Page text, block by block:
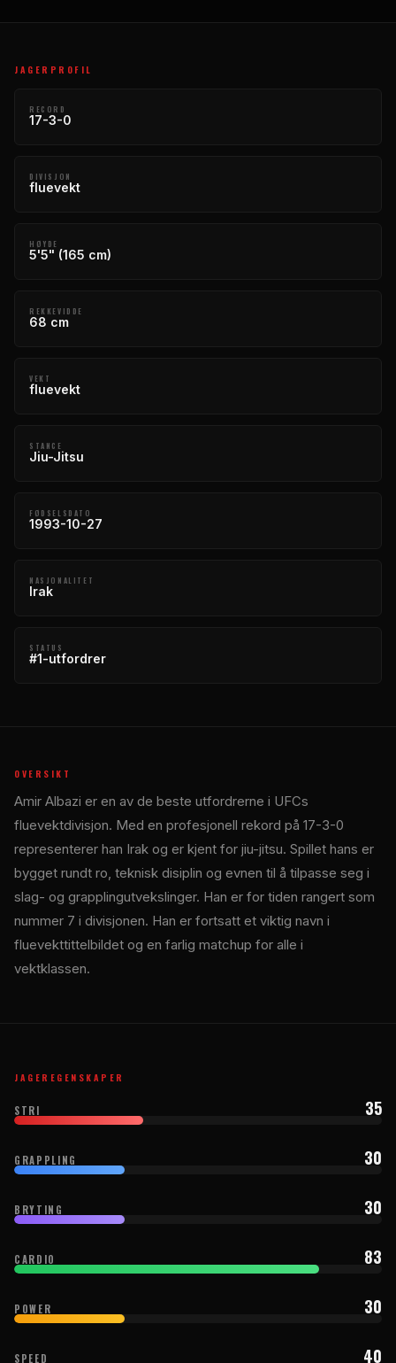
JAGERPROFIL
RECORD
17-3-0
DIVISJON
fluevekt
HØYDE
5'5" (165 cm)
REKKEVIDDE
68 cm
VEKT
fluevekt
STANCE
Jiu-Jitsu
FØDSELSDATO
1993-10-27
NASJONALITET
Irak
STATUS
#1-utfordrer
OVERSIKT
Amir Albazi er en av de beste utfordrerne i UFCs
fluevektdivisjon. Med en profesjonell rekord på 17-3-0
representerer han Irak og er kjent for jiu-jitsu. Spillet hans er
bygget rundt ro, teknisk disiplin og evnen til å tilpasse seg i
slag- og grapplingutvekslinger. Han er for tiden rangert som
nummer 7 i divisjonen. Han er fortsatt et viktig navn i
fluevekttittelbildet og en farlig matchup for alle i
vektklassen.
JAGEREGENSKAPER
STRI 35
GRAPPLING 30
BRYTING 30
CARDIO 83
POWER 30
SPEED 40